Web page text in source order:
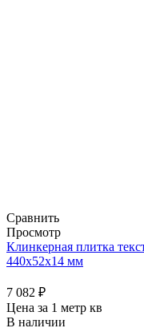
Сравнить
Просмотр
Клинкерная плитка
440x52x14 мм
7 082 ₽
Цена за 1 метр кв
В наличии